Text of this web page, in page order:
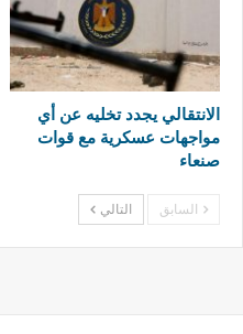
الانتقالي يجدد تخليه عن أي
مواجهات عسكرية مع قوات
صنعاء
السابق التالي